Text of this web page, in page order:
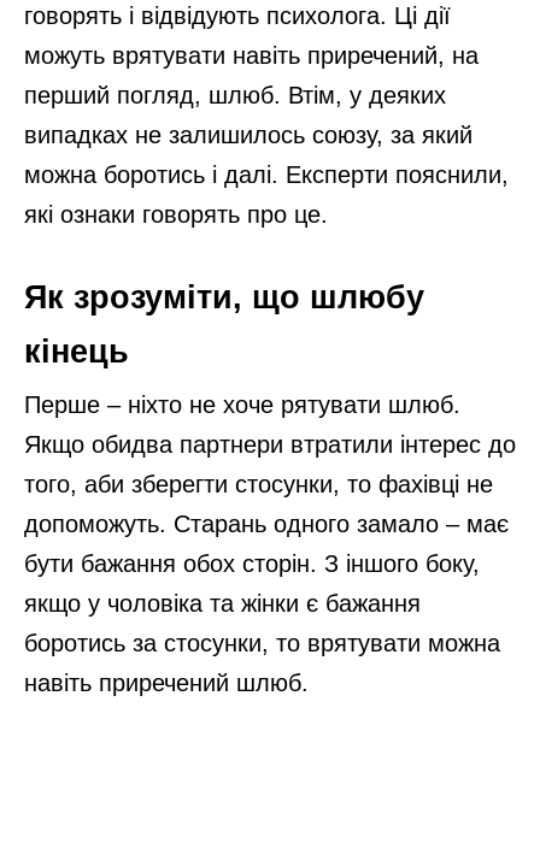
говорять і відвідують психолога. Ці дії
можуть врятувати навіть приречений, на
перший погляд, шлюб. Втім, у деяких
випадках не залишилось союзу, за який
можна боротись і далі. Експерти пояснили,
які ознаки говорять про це.
Як зрозуміти, що шлюбу
кінець
Перше – ніхто не хоче рятувати шлюб.
Якщо обидва партнери втратили інтерес до
того, аби зберегти стосунки, то фахівці не
допоможуть. Старань одного замало – має
бути бажання обох сторін. З іншого боку,
якщо у чоловіка та жінки є бажання
боротись за стосунки, то врятувати можна
навіть приречений шлюб.